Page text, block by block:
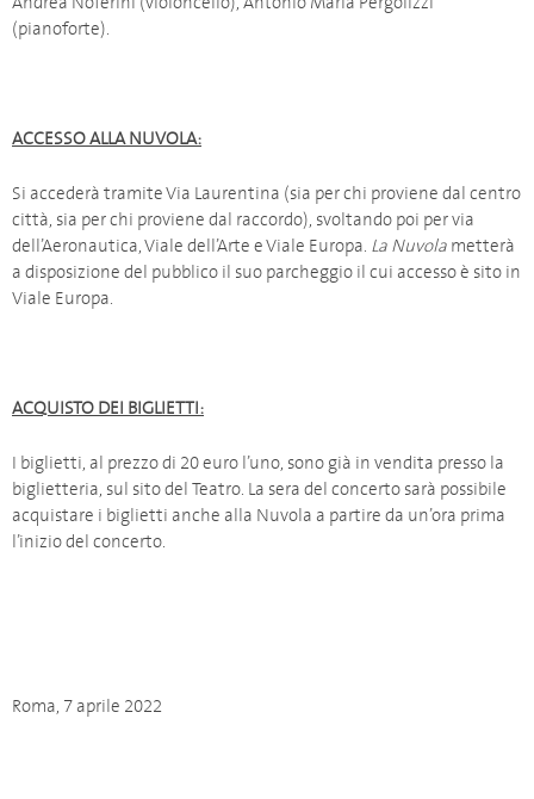
(pianoforte).
ACCESSO ALLA NUVOLA:
Si accederà tramite Via Laurentina (sia per chi proviene dal centro
città, sia per chi proviene dal raccordo), svoltando poi per via
dell’Aeronautica, Viale dell’Arte e Viale Europa. La Nuvola metterà
a disposizione del pubblico il suo parcheggio il cui accesso è sito in
Viale Europa.
ACQUISTO DEI BIGLIETTI:
I biglietti, al prezzo di 20 euro l’uno, sono già in vendita presso la
biglietteria, sul sito del Teatro. La sera del concerto sarà possibile
acquistare i biglietti anche alla Nuvola a partire da un’ora prima
l’inizio del concerto.
Roma, 7 aprile 2022